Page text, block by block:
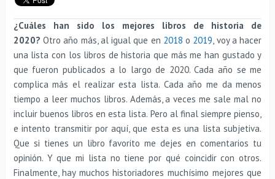
¿Cuáles han sido los mejores libros de historia de
2020?Otro año más, al igual que en 2018 o 2019, voy a hacer
una lista con los libros de historia que más me han gustado y
que fueron publicados a lo largo de 2020. Cada año se me
complica más el realizar esta lista. Cada año me da menos
tiempo a leer muchos libros. Además, a veces me sale mal no
incluir buenos libros en esta lista. Pero al final siempre pienso,
e intento transmitir por aquí, que esta es una lista subjetiva.
Que si tienes un libro favorito me dejes en comentarios tu
opinión. Y que mi lista no tiene por qué coincidir con otros.
Finalmente, hay muchos historiadores muchísimo mejores que